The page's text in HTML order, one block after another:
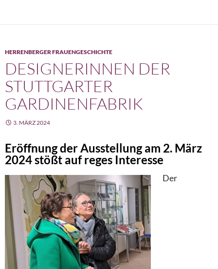
HERRENBERGER FRAUENGESCHICHTE
DESIGNERINNEN DER
STUTTGARTER
GARDINENFABRIK
3. MÄRZ 2024
Eröffnung der Ausstellung am 2. März
2024 stößt auf reges Interesse
Der